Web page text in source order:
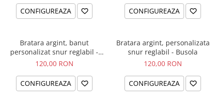
CONFIGUREAZA CONFIGUREAZA
Bratara argint, banut
personalizat snur reglabil -
Simbol Unconditional Love
120,00 RON
CONFIGUREAZA
Bratara argint, personalizata
snur reglabil - Busola
120,00 RON
CONFIGUREAZA